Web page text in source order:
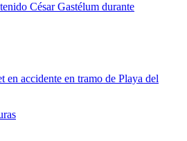
César Gastélum durante
en accidente en tramo de Playa del